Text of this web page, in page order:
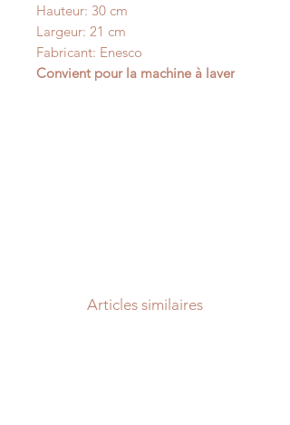
Hauteur: 30 cm
Largeur: 21 cm
Fabricant: Enesco
Convient pour la machine à laver
Articles similaires